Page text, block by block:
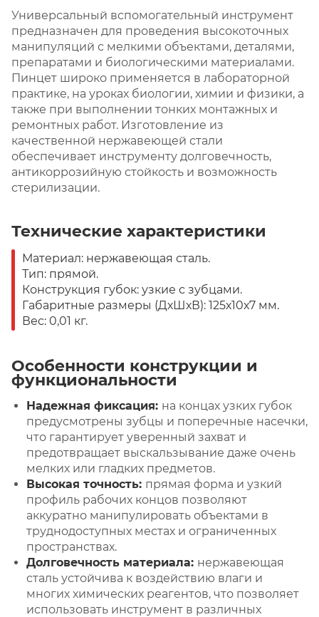
Универсальный вспомогательный инструмент
предназначен для проведения высокоточных
манипуляций с мелкими объектами, деталями,
препаратами и биологическими материалами.
Пинцет широко применяется в лабораторной
практике, на уроках биологии, химии и физики, а
также при выполнении тонких монтажных и
ремонтных работ. Изготовление из
качественной нержавеющей стали
обеспечивает инструменту долговечность,
антикоррозийную стойкость и возможность
стерилизации.
Технические характеристики
Материал: нержавеющая сталь.
Тип: прямой.
Конструкция губок: узкие с зубцами.
Габаритные размеры (ДхШхВ): 125х10х7 мм.
Вес: 0,01 кг.
Особенности конструкции и
функциональности
Надежная фиксация: на концах узких губок
предусмотрены зубцы и поперечные насечки,
что гарантирует уверенный захват и
предотвращает выскальзывание даже очень
мелких или гладких предметов.
Высокая точность: прямая форма и узкий
профиль рабочих концов позволяют
аккуратно манипулировать объектами в
труднодоступных местах и ограниченных
пространствах.
Долговечность материала: нержавеющая
сталь устойчива к воздействию влаги и
многих химических реагентов, что позволяет
использовать инструмент в различных